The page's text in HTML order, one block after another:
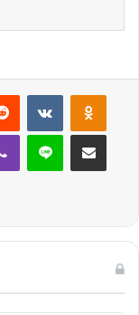
Reddit VKontakte
Viber Line E-Posta ile